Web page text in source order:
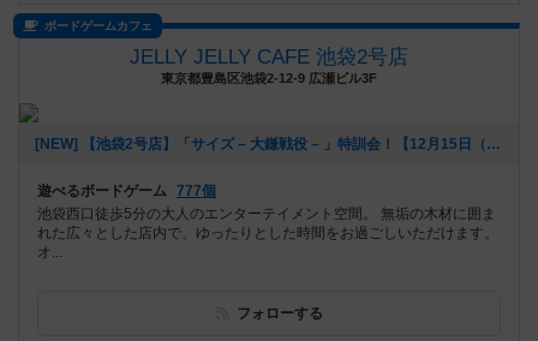
ボードゲームカフェ
JELLY JELLY CAFE 池袋2号店
東京都豊島区池袋2-12-9 広瀬ビル3F
[NEW] 【池袋2号店】「サイズ – 大鎌戦役 – 」特訓会！【12月15日（日）】（2019年11月30日 20時39分）
遊べるボードゲーム 777個
池袋西口徒歩5分の大人のエンターテイメント空間。 無垢の木材に囲ま
れた広々とした店内で、ゆったりとした時間をお過ごしいただけます。
オ...
フォローする